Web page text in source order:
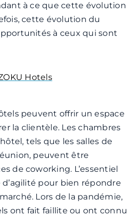
à ce que cette évolution
cette évolution du
à ceux qui sont
Hotels
peuvent offrir un espace
la clientèle. Les chambres
tels que les salles de
peuvent être
de coworking. L’essentiel
pour bien répondre
Lors de la pandémie,
ont fait faillite ou ont connu